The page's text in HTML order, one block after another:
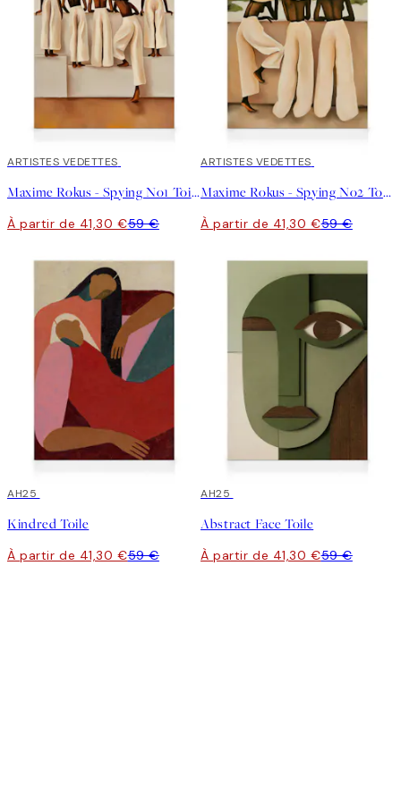
30%*
ARTISTES VEDETTES
Maxime Rokus - Spying No1 Toile
À partir de 41,30 €59 €
30%*
ARTISTES VEDETTES
Maxime Rokus - Spying No2 Toile
À partir de 41,30 €59 €
30%*
AH25
Kindred Toile
À partir de 41,30 €59 €
30%*
AH25
Abstract Face Toile
À partir de 41,30 €59 €